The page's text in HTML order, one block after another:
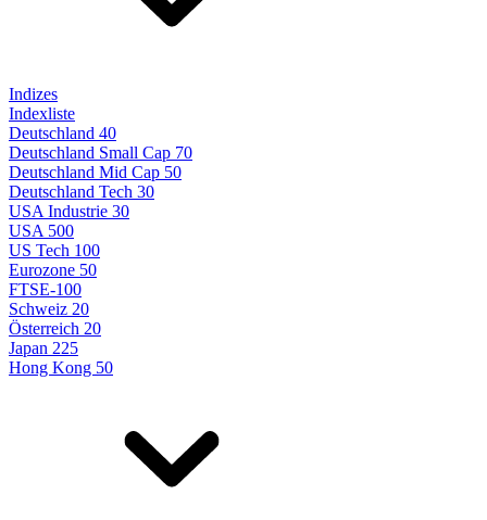
Indizes
Indexliste
Deutschland 40
Deutschland Small Cap 70
Deutschland Mid Cap 50
Deutschland Tech 30
USA Industrie 30
USA 500
US Tech 100
Eurozone 50
FTSE-100
Schweiz 20
Österreich 20
Japan 225
Hong Kong 50